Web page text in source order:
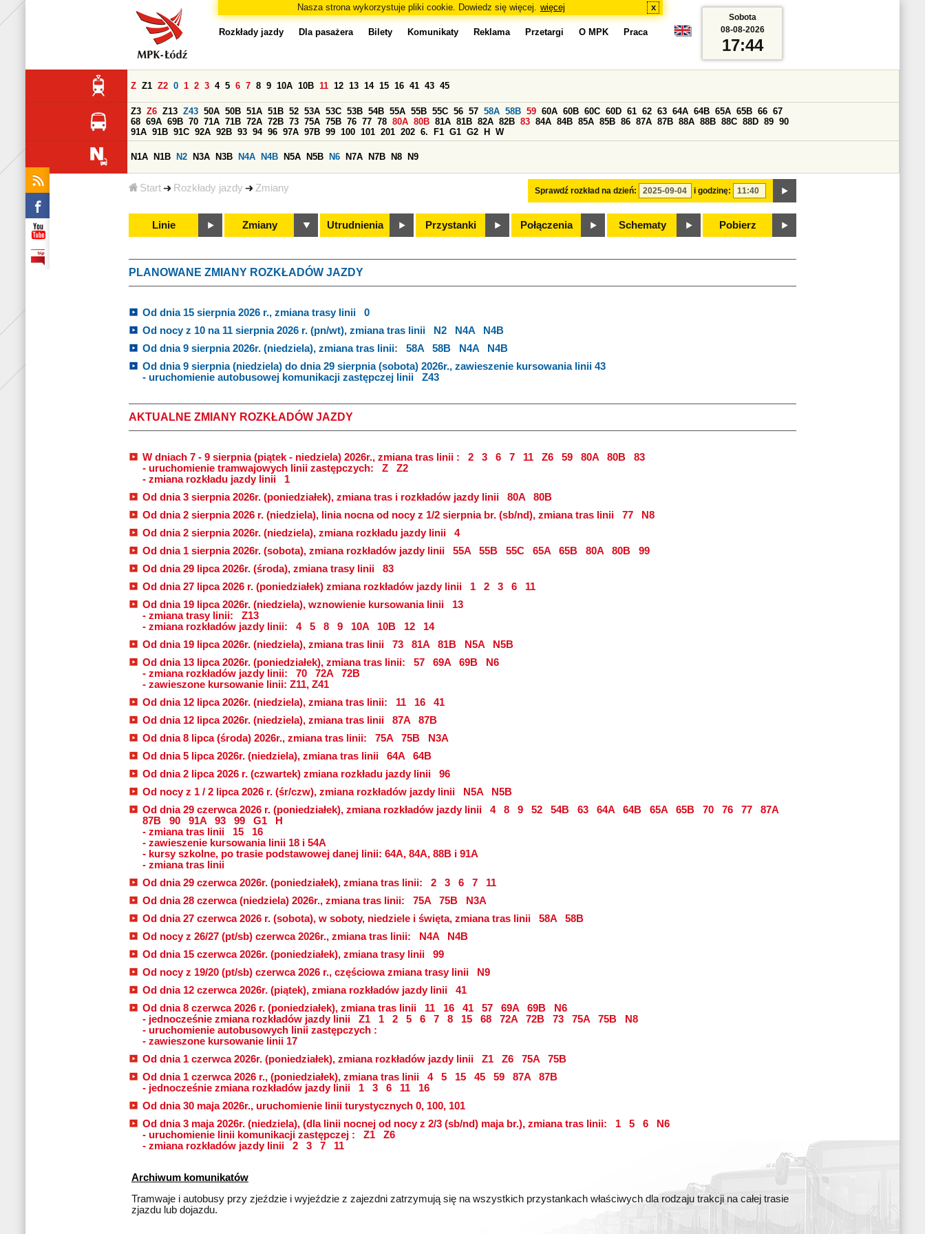
Nasza strona wykorzystuje pliki cookie. Dowiedz się więcej. więcej x
Start Rozkłady jazdy Zmiany
Rozkłady jazdy Dla pasażera Bilety Komunikaty Reklama Przetargi O MPK Praca
Sprawdź rozkład na dzień: i godzinę:
Z Z1 Z2 0 1 2 3 4 5 6 7 8 9 10A 10B 11 12 13 14 15 16 41 43 45
Z3 Z6 Z13 Z43 50A 50B 51A 51B 52 53A 53C 53B 54B 55A 55B 55C 56 57 58A 58B 59 60A 60B 60C 60D 61 62 63 64A 64B 65A 65B 66 67
68 69A 69B 70 71A 71B 72A 72B 73 75A 75B 76 77 78 80A 80B 81A 81B 82A 82B 83 84A 84B 85A 85B 86 87A 87B 88A 88B 88C 88D 89 90
91A 91B 91C 92A 92B 93 94 96 97A 97B 99 100 101 201 202 6. F1 G1 G2 H W
N1A N1B N2 N3A N3B N4A N4B N5A N5B N6 N7A N7B N8 N9
Linie Zmiany Utrudnienia Przystanki Połączenia Schematy Pobierz
Sobota
08-08-2026
17:44
PLANOWANE ZMIANY ROZKŁADÓW JAZDY
Od dnia 15 sierpnia 2026 r., zmiana trasy linii
0
Od nocy z 10 na 11 sierpnia 2026 r. (pn/wt), zmiana tras linii
N2 N4A
N4B
Od dnia 9 sierpnia 2026r. (niedziela), zmiana tras linii:
58A 58B N4A
N4B
Od dnia 9 sierpnia (niedziela) do dnia 29 sierpnia (sobota) 2026r., zawieszenie kursowania linii 43
- uruchomienie autobusowej komunikacji zastępczej linii
Z43
AKTUALNE ZMIANY ROZKŁADÓW JAZDY
W dniach 7 - 9 sierpnia (piątek - niedziela) 2026r., zmiana tras linii : 2 3 6 7 11 Z6 59 80A 80B
83
- uruchomienie tramwajowych linii zastępczych:
Z
Z2
- zmiana rozkładu jazdy linii
1
Od dnia 3 sierpnia 2026r. (poniedziałek), zmiana tras i rozkładów jazdy linii
80A
80B
Od dnia 2 sierpnia 2026 r. (niedziela), linia nocna od nocy z 1/2 sierpnia br. (sb/nd), zmiana tras linii
77
N8
Od dnia 2 sierpnia 2026r. (niedziela), zmiana rozkładu jazdy linii
4
Od dnia 1 sierpnia 2026r. (sobota), zmiana rozkładów jazdy linii
55A 55B 55C 65A 65B 80A 80B
99
Od dnia 29 lipca 2026r. (środa), zmiana trasy linii
83
Od dnia 27 lipca 2026 r. (poniedziałek) zmiana rozkładów jazdy linii
1 2 3 6
11
Od dnia 19 lipca 2026r. (niedziela), wznowienie kursowania linii
13
- zmiana trasy linii:
Z13
- zmiana rozkładów jazdy linii:
4 5 8 9 10A 10B 12
14
Od dnia 19 lipca 2026r. (niedziela), zmiana tras linii
73 81A 81B N5A
N5B
Od dnia 13 lipca 2026r. (poniedziałek), zmiana tras linii:
57 69A 69B
N6
- zmiana rozkładów jazdy linii:
70 72A
72B
- zawieszone kursowanie linii: Z11, Z41
Od dnia 12 lipca 2026r. (niedziela), zmiana tras linii:
11 16
41
Od dnia 12 lipca 2026r. (niedziela), zmiana tras linii
87A
87B
Od dnia 8 lipca (środa) 2026r., zmiana tras linii:
75A 75B
N3A
Od dnia 5 lipca 2026r. (niedziela), zmiana tras linii
64A
64B
Od dnia 2 lipca 2026 r. (czwartek) zmiana rozkładu jazdy linii
96
Od nocy z 1 / 2 lipca 2026 r. (śr/czw), zmiana rozkładów jazdy linii
N5A
N5B
Od dnia 29 czerwca 2026 r. (poniedziałek), zmiana rozkładów jazdy linii
4 8 9 52 54B 63 64A 64B 65A 65B 70 76 77
87A
87B
90 91A 93 99 G1
H
- zmiana tras linii
15
16
- zawieszenie kursowania linii 18 i 54A
- kursy szkolne, po trasie podstawowej danej linii: 64A, 84A, 88B i 91A
- zmiana tras linii
Od dnia 29 czerwca 2026r. (poniedziałek), zmiana tras linii:
2 3 6 7
11
Od dnia 28 czerwca (niedziela) 2026r., zmiana tras linii:
75A 75B
N3A
Od dnia 27 czerwca 2026 r. (sobota), w soboty, niedziele i święta, zmiana tras linii
58A
58B
Od nocy z 26/27 (pt/sb) czerwca 2026r., zmiana tras linii:
N4A
N4B
Od dnia 15 czerwca 2026r. (poniedziałek), zmiana trasy linii
99
Od nocy z 19/20 (pt/sb) czerwca 2026 r., częściowa zmiana trasy linii
N9
Od dnia 12 czerwca 2026r. (piątek), zmiana rozkładów jazdy linii
41
Od dnia 8 czerwca 2026 r. (poniedziałek), zmiana tras linii
11 16 41 57 69A 69B
N6
- jednocześnie zmiana rozkładów jazdy linii
Z1 1 2 5 6 7 8 15 68 72A 72B 73 75A 75B
N8
- uruchomienie autobusowych linii zastępczych :
- zawieszone kursowanie linii 17
Od dnia 1 czerwca 2026r. (poniedziałek), zmiana rozkładów jazdy linii
Z1 Z6 75A
75B
Od dnia 1 czerwca 2026 r., (poniedziałek), zmiana tras linii
4 5 15 45 59 87A
87B
- jednocześnie zmiana rozkładów jazdy linii
1 3 6 11
16
Od dnia 30 maja 2026r., uruchomienie linii turystycznych 0, 100, 101
Od dnia 3 maja 2026r. (niedziela), (dla linii nocnej od nocy z 2/3 (sb/nd) maja br.), zmiana tras linii:
1 5 6
N6
- uruchomienie linii komunikacji zastępczej :
Z1
Z6
- zmiana rozkładów jazdy linii
2 3 7 11
Archiwum komunikatów
Tramwaje i autobusy przy zjeździe i wyjeździe z zajezdni zatrzymują się na wszystkich przystankach właściwych dla rodzaju trakcji na całej trasie
zjazdu lub dojazdu.